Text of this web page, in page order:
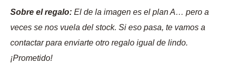
Sobre el regalo: El de la imagen es el plan A… pero a
veces se nos vuela del stock. Si eso pasa, te vamos a
contactar para enviarte otro regalo igual de lindo.
¡Prometido!